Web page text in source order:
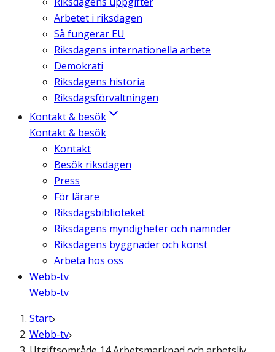
Arbetet i riksdagen
Så fungerar EU
Riksdagens internationella arbete
Demokrati
Riksdagens historia
Riksdagsförvaltningen
Kontakt & besök
Kontakt & besök
Kontakt
Besök riksdagen
Press
För lärare
Riksdagsbiblioteket
Riksdagens myndigheter och nämnder
Riksdagens byggnader och konst
Arbeta hos oss
Webb-tv
Webb-tv
Start
Webb-tv